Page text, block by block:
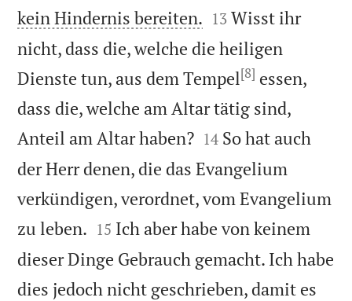
kein Hindernis bereiten. 

13 Wisst ihr
nicht, dass die, welche die heiligen
Dienste tun, aus dem Tempel[8] essen,
dass die, welche am Altar tätig sind,
Anteil am Altar haben?
14 So hat auch
der Herr denen, die das Evangelium
verkündigen, verordnet, vom Evangelium
zu leben. 

15 Ich aber habe von keinem
dieser Dinge Gebrauch gemacht. Ich habe
dies jedoch nicht geschrieben, damit es